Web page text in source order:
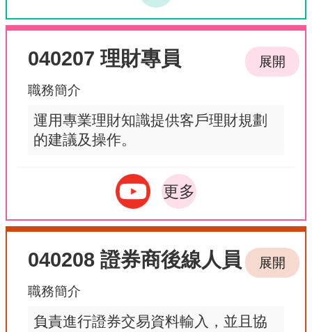
040207 理財專員
職務簡介
運用專業理財知識提供客戶理財規劃
的建議及操作。
更多
展開
040208 證券商後線人員
職務簡介
負責進行證券交易資料輸入，並且協
展開